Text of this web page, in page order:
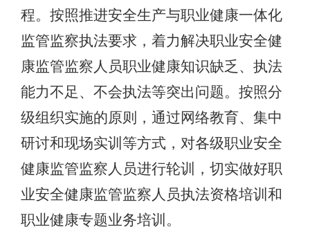
程。按照推进安全生产与职业健康一体化
监管监察执法要求，着力解决职业安全健
康监管监察人员职业健康知识缺乏、执法
能力不足、不会执法等突出问题。按照分
级组织实施的原则，通过网络教育、集中
研讨和现场实训等方式，对各级职业安全
健康监管监察人员进行轮训，切实做好职
业安全健康监管监察人员执法资格培训和
职业健康专题业务培训。